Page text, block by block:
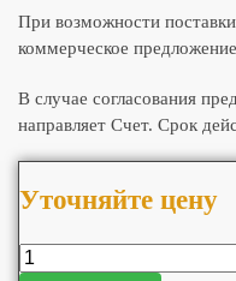
При возможности
коммерческое
В случае согласования
направляет Счет. Срок
Уточняйте цену